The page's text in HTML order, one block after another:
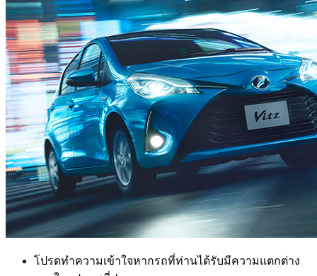
โปรดทำความเข้าใจหากรถที่ท่านได้รับมีความแตกต่าง